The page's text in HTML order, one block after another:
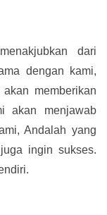
dari
dengan kami,
memberikan
akan menjawab
Andalah yang
ingin sukses.